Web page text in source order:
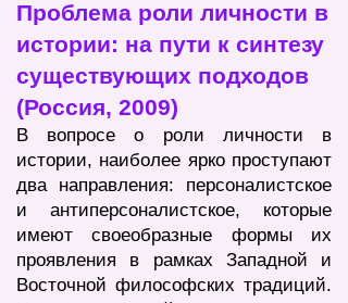
Проблема роли личности в
истории: на пути к синтезу
существующих подходов
(Россия, 2009)
В вопросе о роли личности в
истории, наиболее ярко проступают
два направления: персоналистское
и антиперсоналистское, которые
имеют своеобразные формы их
проявления в рамках Западной и
Восточной философских традиций.